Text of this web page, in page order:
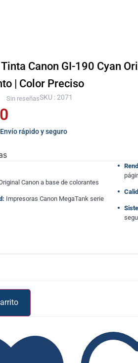
Canon GI-190 Cyan
| Color Preciso
Sin reseñasSKU : 2071
Envío rápido y seguro
Canon a base de colorantes
Impresoras Canon MegaTank serie